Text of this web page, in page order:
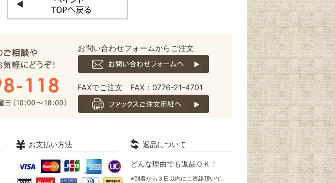
お問い合わせフォームからご注文
FAXでご注文 FAX：0776-21-4701
お支払い方法 返品について
どんな理由でも返品ＯＫ！
※到着から３日以内にご連絡頂いて、